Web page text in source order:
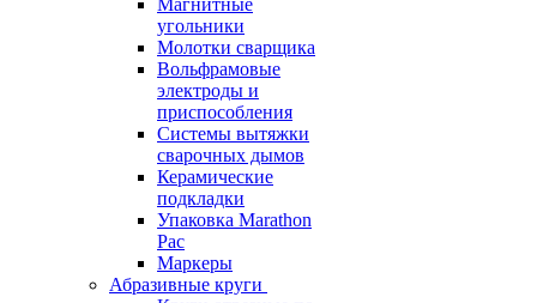
Магнитные
угольники
Молотки сварщика
Вольфрамовые
электроды и
приспособления
Системы вытяжки
сварочных дымов
Керамические
подкладки
Упаковка Marathon
Pac
Маркеры
Абразивные круги